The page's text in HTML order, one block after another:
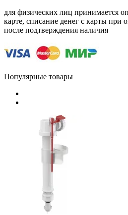
для физических лиц принимается
карте, списание денег с карты при
после подтверждения наличия
Популярные товары